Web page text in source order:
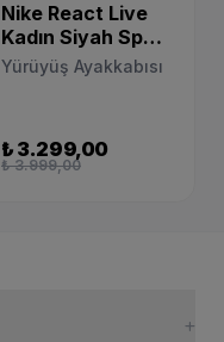
Nike React Live
Kadın Siyah Spor
Ayakkabı
Yürüyüş Ayakkabısı
₺ 3.299,00
₺ 3.999,00